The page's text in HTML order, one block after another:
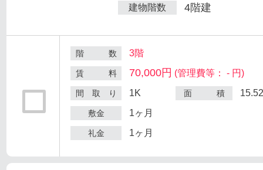
建物階数 4階建
階 数 3階
賃 料 70,000円 (管理費等： - 円)
間 取 り 1K 面 積
敷金 1ヶ月
礼金 1ヶ月